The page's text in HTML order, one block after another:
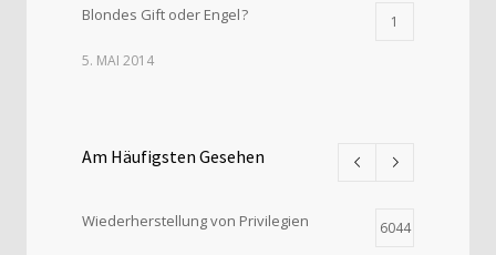
Blondes Gift oder Engel ? 1
5. MAI 2014
Am Häufigsten Gesehen
Wiederherstellung von Privilegien 6044